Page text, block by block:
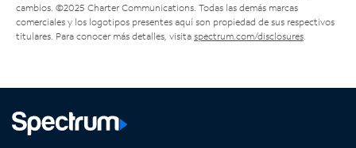
cambios. ©2025 Charter Communications. Todas las demás marcas
comerciales y los logotipos presentes aquí son propiedad de sus respectivos
titulares. Para conocer más detalles, visita spectrum.com/disclosures